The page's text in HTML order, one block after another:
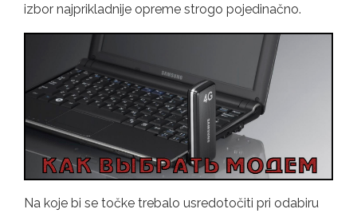
izbor najprikladnije opreme strogo pojedinačno.
Na koje bi se točke trebalo usredotočiti pri odabiru